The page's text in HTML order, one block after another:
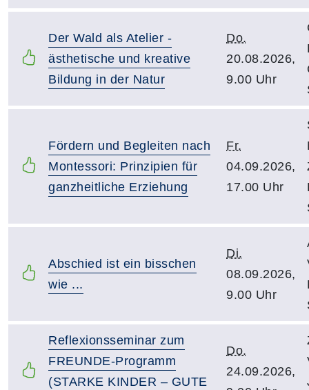
Der Wald als Atelier -
ästhetische und kreative
Bildung in der Natur
Do.
20.08.2026,
9.00 Uhr
Fördern und Begleiten nach
Montessori: Prinzipien für
ganzheitliche Erziehung
Fr.
04.09.2026,
17.00 Uhr
Abschied ist ein bisschen
wie ...
Di.
08.09.2026,
9.00 Uhr
Reflexionsseminar zum
FREUNDE-Programm
(STARKE KINDER – GUTE
Do.
24.09.2026,